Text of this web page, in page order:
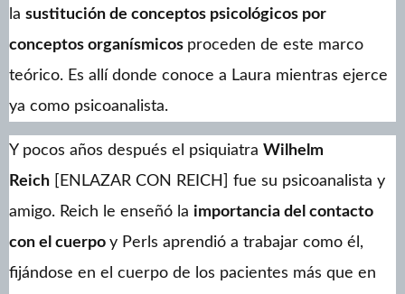
la sustitución de conceptos psicológicos por
conceptos organísmicos proceden de este marco
teórico. Es allí donde conoce a Laura mientras ejerce
ya como psicoanalista.
Y pocos años después el psiquiatra Wilhelm
Reich [ENLAZAR CON REICH] fue su psicoanalista y
amigo. Reich le enseñó la importancia del contacto
con el cuerpo y Perls aprendió a trabajar como él,
fijándose en el cuerpo de los pacientes más que en